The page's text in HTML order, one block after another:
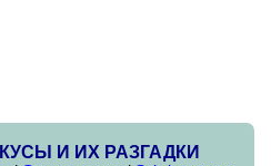
И ИХ РАЗГАДКИ